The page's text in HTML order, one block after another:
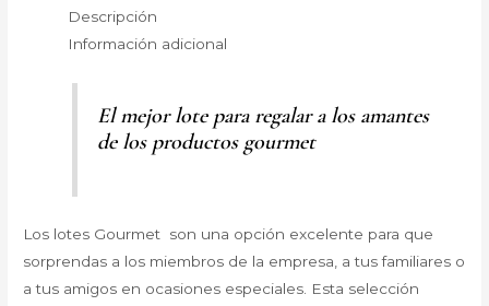
Descripción
Información adicional
El mejor lote para regalar a los amantes
de los productos gourmet
Los lotes Gourmet son una opción excelente para que
sorprendas a los miembros de la empresa, a tus familiares o
a tus amigos en ocasiones especiales. Esta selección